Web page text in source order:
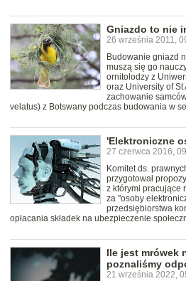
Gniazdo to nie
26 września 2011,
Budowanie gniazd
muszą się go
ornitolodzy z
oraz University of
zachowanie
velatus) z Botswany podczas budowania w
'Elektroniczne
27 czerwca 2016,
Komitet ds.
przygotował
z którymi pracujące
za "osoby
przedsiębiorstwa
opłacania składek na ubezpieczenie
Ile jest mrówek
poznaliśmy
21 września 2022,